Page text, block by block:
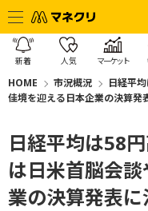
新着 人気 マーケット
HOME 市況概況
日経平
佳境を迎える日本企業の決算発
日経平均は58
は日米首脳会
業の決算発表に